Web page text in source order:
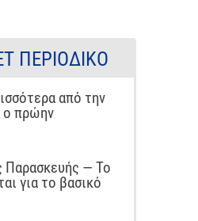
ΠΕΡΙΟΔΙΚΌ
από την
ο πρώην
Παρασκευής — Το
για το βασικό